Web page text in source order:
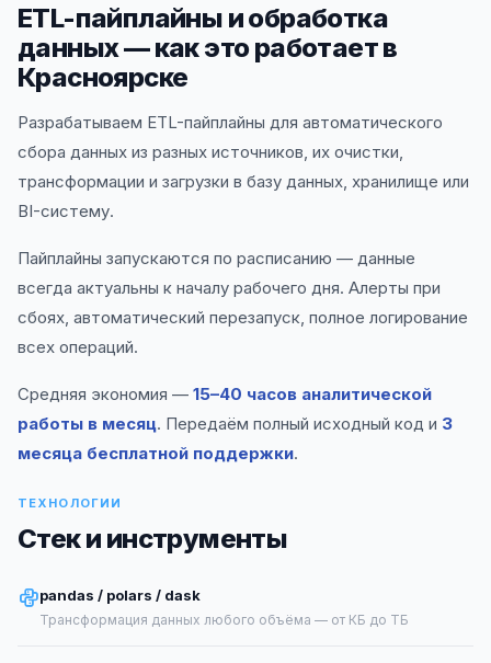
ETL-пайплайны и обработка
данных — как это работает в
Красноярске
Разрабатываем ETL-пайплайны для автоматического
сбора данных из разных источников, их очистки,
трансформации и загрузки в базу данных, хранилище или
BI-систему.
Пайплайны запускаются по расписанию — данные
всегда актуальны к началу рабочего дня. Алерты при
сбоях, автоматический перезапуск, полное логирование
всех операций.
Средняя экономия — 15–40 часов аналитической
работы в месяц. Передаём полный исходный код и 3
месяца бесплатной поддержки.
ТЕХНОЛОГИИ
Стек и инструменты
pandas / polars / dask
Трансформация данных любого объёма — от КБ до ТБ